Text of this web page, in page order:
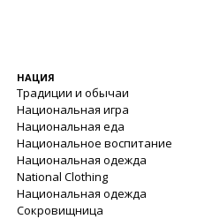
НАЦИЯ
Традиции и обычаи
Национальная игра
Национальная еда
Национальное воспитание
Национальная одежда
National Clothing
Национальная одежда
Сокровищница